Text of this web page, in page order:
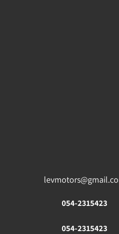
054-2315423
054-2315423